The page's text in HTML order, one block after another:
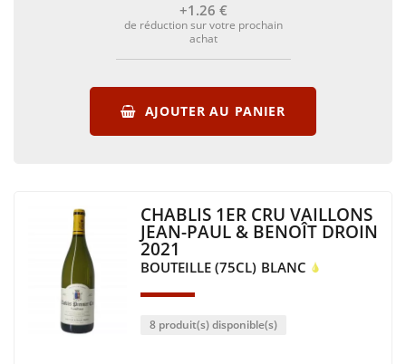
+1 .26 €
de réduction sur votre prochain
achat
AJOUTER AU PANIER
CHABLIS 1ER CRU VAILLONS
JEAN-PAUL & BENOÎT DROIN
2021
BOUTEILLE (75CL) BLANC
8 produit(s) disponible(s)